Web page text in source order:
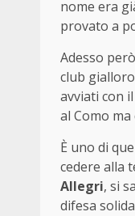
nome era
provato a
Adesso
club
avviati con
al Como
È uno di
cedere alla
Allegri, si
difesa